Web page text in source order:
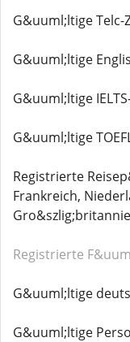
G&uuml;ltige Telc-
G&uuml;ltige
G&uuml;ltige
G&uuml;ltige
Registrierte
Frankreich,
Registrierte
G&uuml;ltige
G&uuml;ltige